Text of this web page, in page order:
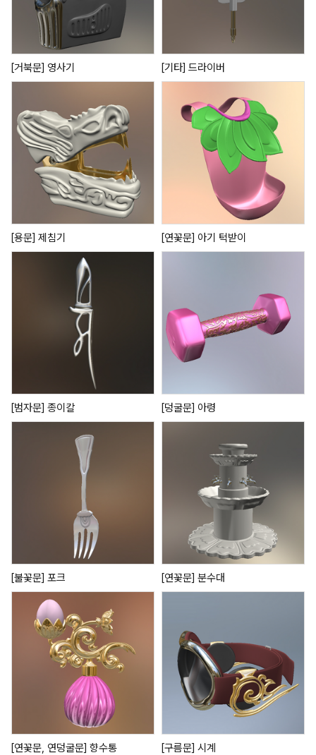
[거북문] 영사기 [기타] 드라이버
[용문] 제침기 [연꽃문] 아기 턱받이
[범자문] 종이칼 [덩굴문] 아령
[불꽃문] 포크 [연꽃문] 분수대
[연꽃문, 연덩굴문] 향수통 [구름문] 시계